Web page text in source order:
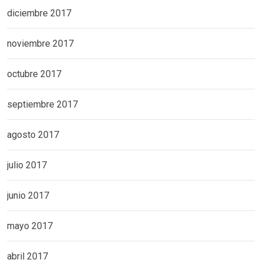
diciembre 2017
noviembre 2017
octubre 2017
septiembre 2017
agosto 2017
julio 2017
junio 2017
mayo 2017
abril 2017